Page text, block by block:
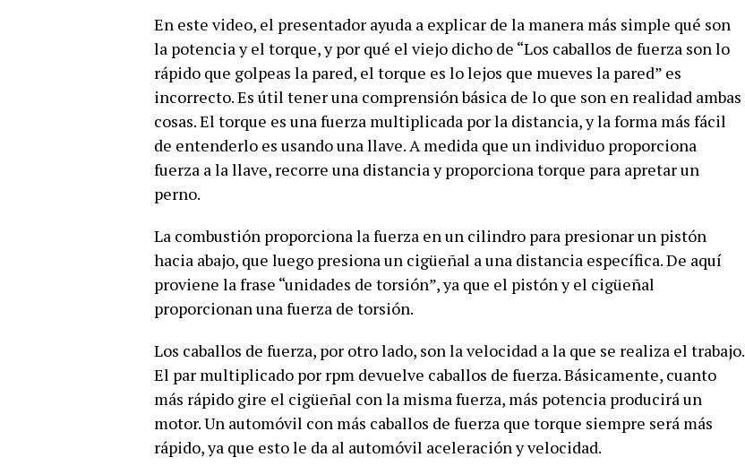
En este video, el presentador ayuda a explicar de la manera más simple qué son
la potencia y el torque, y por qué el viejo dicho de “Los caballos de fuerza son lo
rápido que golpeas la pared, el torque es lo lejos que mueves la pared” es
incorrecto. Es útil tener una comprensión básica de lo que son en realidad ambas
cosas. El torque es una fuerza multiplicada por la distancia, y la forma más fácil
de entenderlo es usando una llave. A medida que un individuo proporciona
fuerza a la llave, recorre una distancia y proporciona torque para apretar un
perno.
La combustión proporciona la fuerza en un cilindro para presionar un pistón
hacia abajo, que luego presiona un cigüeñal a una distancia específica. De aquí
proviene la frase “unidades de torsión”, ya que el pistón y el cigüeñal
proporcionan una fuerza de torsión.
Los caballos de fuerza, por otro lado, son la velocidad a la que se realiza el trabajo.
El par multiplicado por rpm devuelve caballos de fuerza. Básicamente, cuanto
más rápido gire el cigüeñal con la misma fuerza, más potencia producirá un
motor. Un automóvil con más caballos de fuerza que torque siempre será más
rápido, ya que esto le da al automóvil aceleración y velocidad.